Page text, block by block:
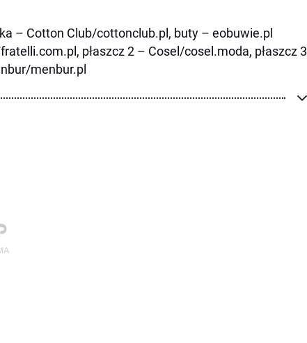
– Cotton Club/cottonclub.pl, buty – eobuwie.pl
płaszcz 2 – Cosel/cosel.moda, płaszcz 3
menbur.pl